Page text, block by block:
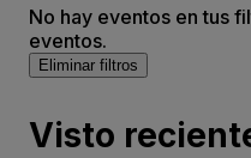
No hay eventos en tus
eventos.
Eliminar filtros
Visto